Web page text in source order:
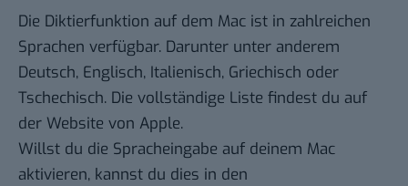
Die Diktierfunktion auf dem Mac ist in zahlreichen
Sprachen verfügbar. Darunter unter anderem
Deutsch, Englisch, Italienisch, Griechisch oder
Tschechisch. Die vollständige Liste findest du auf
der Website von Apple.
Willst du die Spracheingabe auf deinem Mac
aktivieren, kannst du dies in den